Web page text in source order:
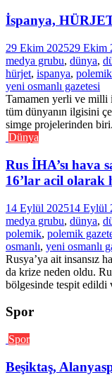
İspanya,
29 Ekim 202529 Ekim
medya grubu, dünya,
hürjet, ispanya, polemik
yeni osmanlı gazetesi
Tamamen yerli ve milli
tüm dünyanın ilgisini
simge projelerinden
Dünya
Rus İHA’sı hava
16’lar acil olarak
14 Eylül 202514 Eylül
medya grubu, dünya,
polemik, polemik
osmanlı, yeni osmanlı
Rusya’ya ait insansız
da krize neden oldu.
bölgesinde tespit edildi
Spor
Spor
Beşiktaş,